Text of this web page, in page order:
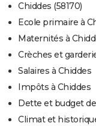
Chiddes (58170)
Ecole primaire à
Maternités à
Crèches et
Salaires à Chiddes
Impôts à Chiddes
Dette et budget
Climat et